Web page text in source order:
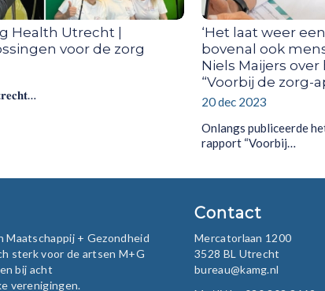
Health Utrecht |
voor de zorg
‘Het laat weer
bovenal ook
Niels Maijers
“Voorbij de zorg-
20 dec 2023
Onlangs publiceerde
rapport “Voorbij…
Maatschappij + Gezondheid
sterk voor de artsen M+G
bij acht
verenigingen.
Contact
Mercatorlaan 1200
3528 BL Utrecht
bureau@kamg.nl